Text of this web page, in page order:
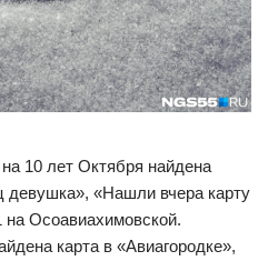
10 лет Октября найдена
девушка», «Нашли вчера карту
Осоавиахимовской.
карта в «Авиагородке»,